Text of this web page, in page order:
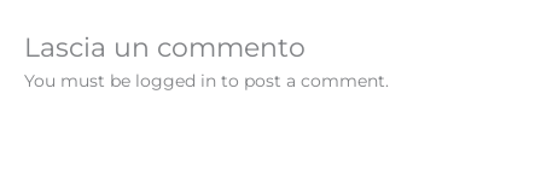
Lascia un commento
You must be logged in to post a comment.